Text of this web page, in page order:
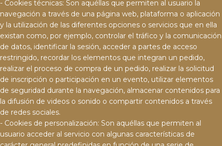
- Cookies técnicas: Son aquéllas que permiten al usuario la
navegación a través de una página web, plataforma o aplicación
y la utilización de las diferentes opciones o servicios que en ella
existan como, por ejemplo, controlar el tráfico y la comunicación
de datos, identificar la sesión, acceder a partes de acceso
restringido, recordar los elementos que integran un pedido,
realizar el proceso de compra de un pedido, realizar la solicitud
de inscripción o participación en un evento, utilizar elementos
de seguridad durante la navegación, almacenar contenidos para
la difusión de videos o sonido o compartir contenidos a través
de redes sociales.
- Cookies de personalización: Son aquéllas que permiten al
usuario acceder al servicio con algunas características de